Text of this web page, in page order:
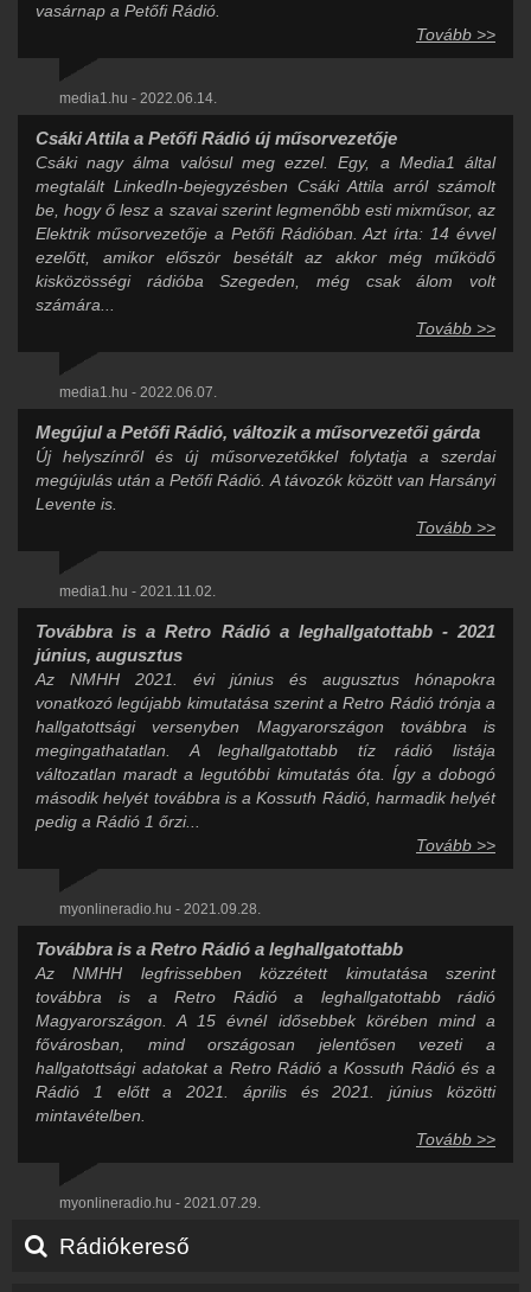
vasárnap a Petőfi Rádió.
Tovább >>
media1.hu - 2022.06.14.
Csáki Attila a Petőfi Rádió új műsorvezetője
Csáki nagy álma valósul meg ezzel. Egy, a Media1 által
megtalált LinkedIn-bejegyzésben Csáki Attila arról számolt
be, hogy ő lesz a szavai szerint legmenőbb esti mixműsor, az
Elektrik műsorvezetője a Petőfi Rádióban. Azt írta: 14 évvel
ezelőtt, amikor először besétált az akkor még működő
kisközösségi rádióba Szegeden, még csak álom volt
számára...
Tovább >>
media1.hu - 2022.06.07.
Megújul a Petőfi Rádió, változik a műsorvezetői gárda
Új helyszínről és új műsorvezetőkkel folytatja a szerdai
megújulás után a Petőfi Rádió. A távozók között van Harsányi
Levente is.
Tovább >>
media1.hu - 2021.11.02.
Továbbra is a Retro Rádió a leghallgatottabb - 2021
június, augusztus
Az NMHH 2021. évi június és augusztus hónapokra
vonatkozó legújabb kimutatása szerint a Retro Rádió trónja a
hallgatottsági versenyben Magyarországon továbbra is
megingathatatlan. A leghallgatottabb tíz rádió listája
változatlan maradt a legutóbbi kimutatás óta. Így a dobogó
második helyét továbbra is a Kossuth Rádió, harmadik helyét
pedig a Rádió 1 őrzi...
Tovább >>
myonlineradio.hu - 2021.09.28.
Továbbra is a Retro Rádió a leghallgatottabb
Az NMHH legfrissebben közzétett kimutatása szerint
továbbra is a Retro Rádió a leghallgatottabb rádió
Magyarországon. A 15 évnél idősebbek körében mind a
fővárosban, mind országosan jelentősen vezeti a
hallgatottsági adatokat a Retro Rádió a Kossuth Rádió és a
Rádió 1 előtt a 2021. április és 2021. június közötti
mintavételben.
Tovább >>
myonlineradio.hu - 2021.07.29.
Rádiókereső